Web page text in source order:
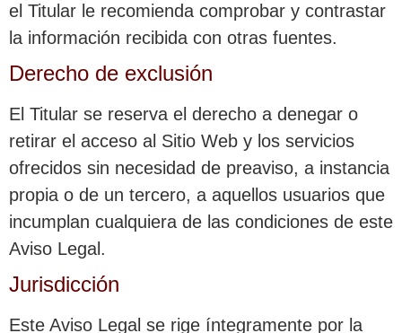
el Titular le recomienda comprobar y contrastar
la información recibida con otras fuentes.
Derecho de exclusión
El Titular se reserva el derecho a denegar o
retirar el acceso al Sitio Web y los servicios
ofrecidos sin necesidad de preaviso, a instancia
propia o de un tercero, a aquellos usuarios que
incumplan cualquiera de las condiciones de este
Aviso Legal.
Jurisdicción
Este Aviso Legal se rige íntegramente por la